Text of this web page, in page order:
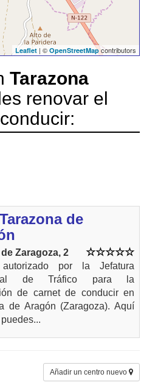
Leaflet | © OpenStreetMapcontributors
Tarazona
renovar el
de
Zaragoza, 2
por la Jefatura
de Tráfico para la
de carnet de conducir en
de Aragón (Zaragoza). Aquí
Añadir un centro nuevo